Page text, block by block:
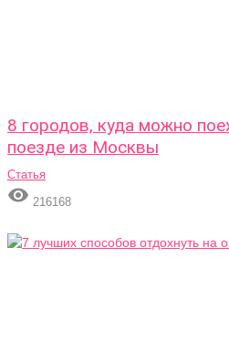
8 городов, куда можно
поезде из Москвы
Статья
 216168